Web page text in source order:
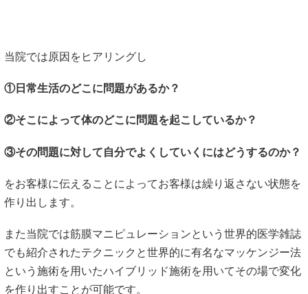
当院では原因をヒアリングし
①日常生活のどこに問題があるか？
②そこによって体のどこに問題を起こしているか？
③その問題に対して自分でよくしていくにはどうするのか？
をお客様に伝えることによってお客様は繰り返さない状態を
作り出します。
また当院では筋膜マニピュレーションという世界的医学雑誌
でも紹介されたテクニックと世界的に有名なマッケンジー法
という施術を用いたハイブリッド施術を用いてその場で変化
を作り出すことが可能です。